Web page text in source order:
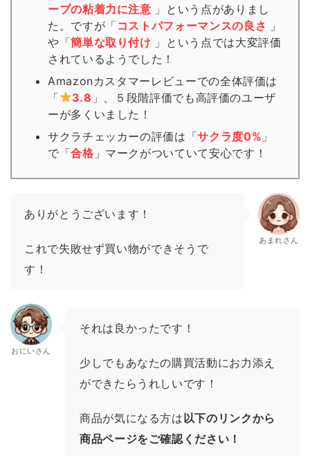
ープの粘着力に注意 」という点がありまし
た。ですが「 コストパフォーマンスの良さ
」
や「簡単な取り付け 」という点では大変評価
されているようでした！
Amazonカスタマーレビューでの全体評価は
「
3.8 」、５段階評価でも高評価のユーザ
ーが多くいました！
サクラチェッカーの評価は「サクラ度0% 」
で「合格 」 マーク がついていて安心です！
ありがとうございます！
これで失敗せず買い物ができそうで
す！
あまれさん
おにいさん
それは良かったです！
少しでもあなたの購買活動にお力添え
ができたらうれしいです！
商品が気になる方は以下のリンクから
商品ページをご確認ください！